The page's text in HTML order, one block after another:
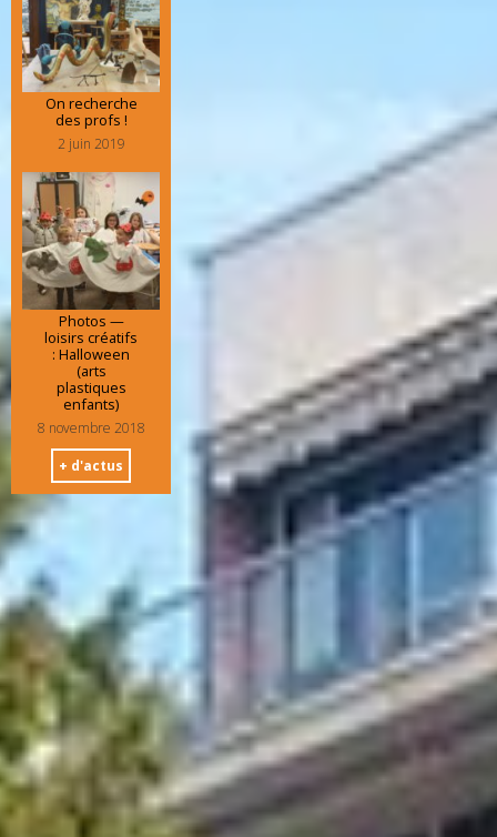
On recherche
des profs !
2 juin 2019
Photos —
loisirs créatifs
: Halloween
(arts
plastiques
enfants)
8 novembre 2018
+ d'actus